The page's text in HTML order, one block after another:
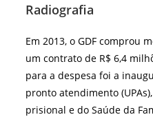
Radiografia
Em 2013, o GDF comprou
um contrato de R$ 6,4
para a despesa foi a
pronto atendimento
prisional e do Saúde da